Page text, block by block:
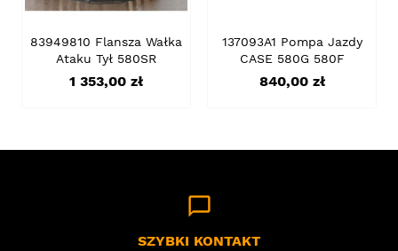
83949810 Flansza Wałka
Ataku Tył 580SR
Cena
1 353,00 zł
137093A1 Pompa Jazdy
CASE 580G 580F
Cena
840,00 zł
chat_bubble_outline
SZYBKI KONTAKT